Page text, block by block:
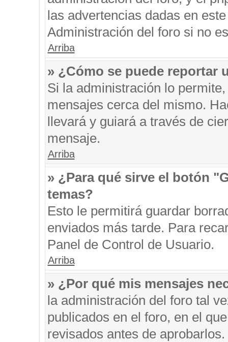
las advertencias dadas en
Administración del foro si no
Arriba
» ¿Cómo se puede reportar
Si la administración lo
mensajes cerca del mismo.
llevará y guiará a través de
mensaje.
Arriba
» ¿Para qué sirve el botón
temas?
Esto le permitirá guardar
enviados más tarde. Para
Panel de Control de Usuario.
Arriba
» ¿Por qué mis mensajes
la administración del foro tal
publicados en el foro, en el
revisados antes de